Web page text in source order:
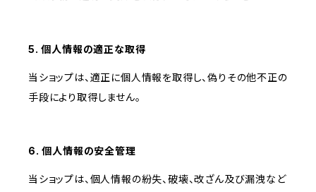
5. 個人情報の適正な取得
当ショップは、適正に個人情報を取得し、偽りその他不正の
手段により取得しません。
6. 個人情報の安全管理
当ショップは、個人情報の紛失、破壊、改ざん及び漏洩など